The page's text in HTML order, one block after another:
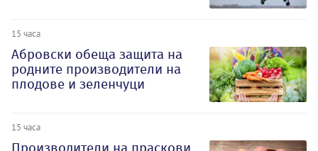
15 часа
Абровски обеща защита на
родните производители на
плодове и зеленчуци
15 часа